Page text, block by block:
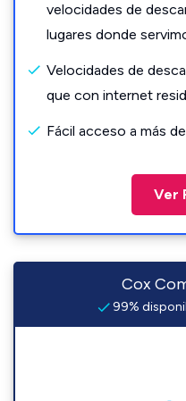
velocidades de
lugares donde
Velocidades de
que con internet
Fácil acceso a más
Ver
Cox
99%